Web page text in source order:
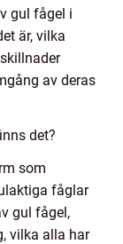
gul fågel i
är, vilka
av deras
det?
som
fåglar
gul fågel,
vilka alla har